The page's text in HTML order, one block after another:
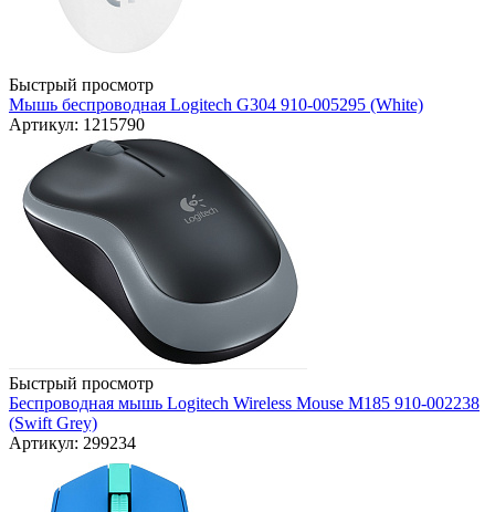
Быстрый просмотр
Мышь беспроводная Logitech G304 910-005295 (White)
Артикул: 1215790
Быстрый просмотр
Беспроводная мышь Logitech Wireless Mouse M185 910-002238
(Swift Grey)
Артикул: 299234